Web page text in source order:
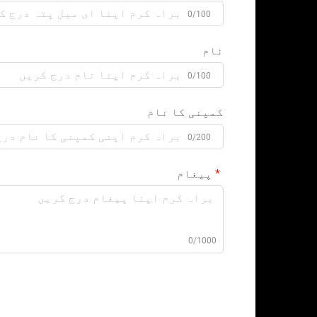
0/100
نام
0/100
کمپنی کا نام
0/200
پیغام
0/1000